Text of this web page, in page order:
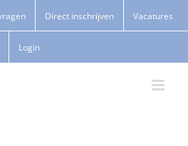
Direct inschrijven Vacatures
Login